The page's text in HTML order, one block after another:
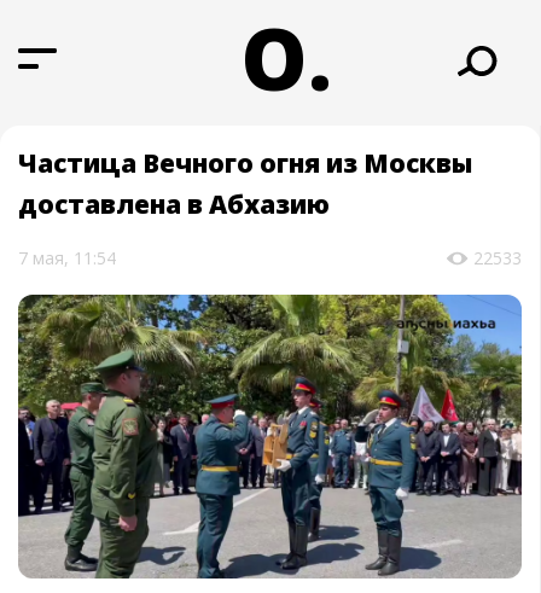
О.
Частица Вечного огня из Москвы
доставлена в Абхазию
7 мая, 11:54 22533